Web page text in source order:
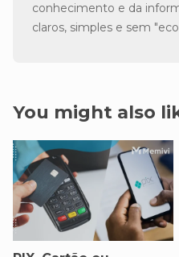
conhecimento e da
claros, simples e sem
You might also